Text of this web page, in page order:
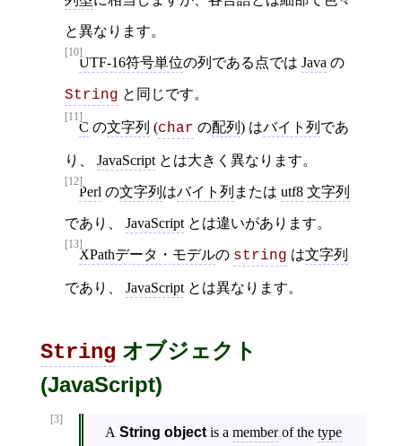
と異なります。
[10]
UTF-16符号単位の列である点では Java の
String と同じです。
[11]
C の文字列 (char の配列 ) はバイト列 であ
り、 JavaScript とは大きく異なります。
[12]
Perl の文字列 はバイト列 または utf8 文字列
であり、 JavaScript とは違いがあります。
[13]
XPathデータ・モデルの string は文字列
であり、 JavaScript とは異なります。
String オブジェクト
(JavaScript)
[3]
A String objectis a memberof the type